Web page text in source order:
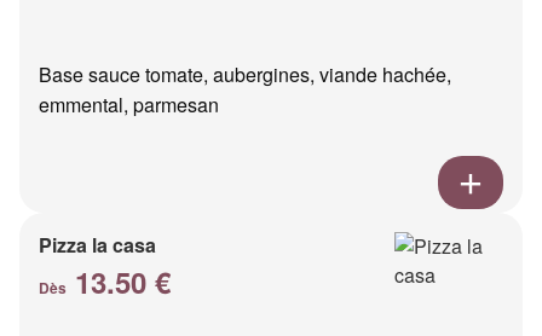
Base sauce tomate, aubergines, viande hachée,
emmental, parmesan
Pizza la casa
Dès 13.50 €